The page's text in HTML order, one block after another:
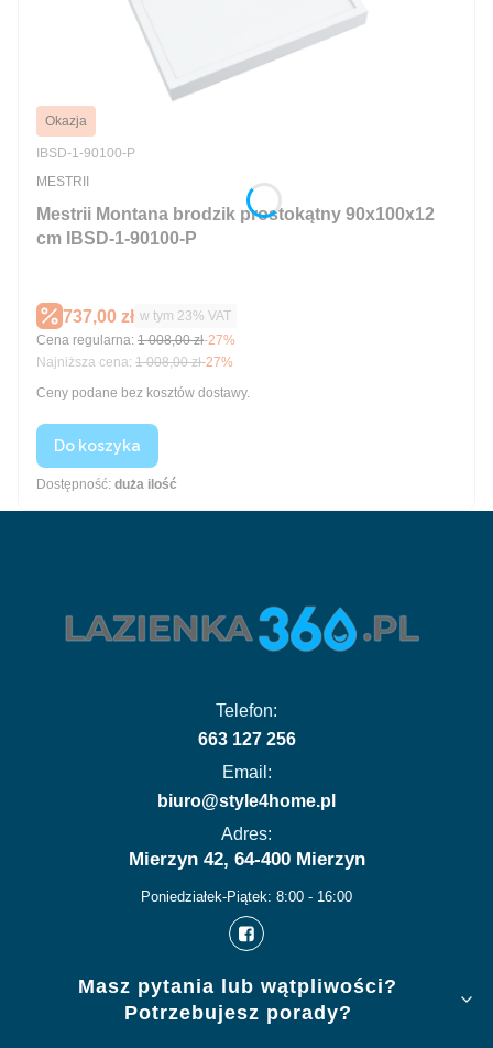
Okazja
Kod produktu
IBSD-1-90100-P
Mestrii Montana brodzik prostokątny 90x100x12
cm IBSD-1-90100-P
PRODUCENT
MESTRII
Cena promocyjna brutto
737,00 zł w tym %s VAT
w tym 23% VAT
Cena regularna: 1 008,00 zł-27%
Najniższa cena: 1 008,00 zł-27%
Ceny podane bez kosztów dostawy.
Do koszyka
Dostępność: duża ilość
Telefon:
663 127 256
Email:
biuro@style4home.pl
Adres:
Mierzyn 42, 64-400 Mierzyn
Poniedziałek-Piątek: 8:00 - 16:00
Linki w stopce
Masz pytania lub wątpliwości?
Potrzebujesz porady?